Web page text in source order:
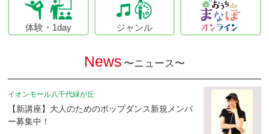
体験・1day ジャンル
News 〜ニュース〜
イオンモール八千代緑が丘
【新講座】大人のためのポップダンス新規メンバ
ー募集中！